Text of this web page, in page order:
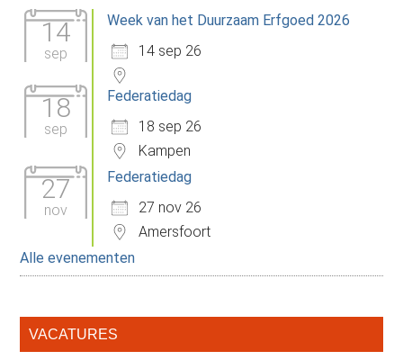
14
sep
Week van het Duurzaam Erfgoed 2026
14 sep 26
18
sep
Federatiedag
18 sep 26
Kampen
27
nov
Federatiedag
27 nov 26
Amersfoort
Alle evenementen
VACATURES